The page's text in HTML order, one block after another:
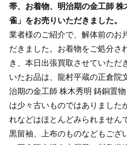
帯、お着物、明治期の金工師 株
雀」をお売りいただきました。
業者様のご紹介で、解体前のお
だきました。お着物をご処分さ
き、本日出張買取させていただ
いたお品は、龍村平蔵の正倉院
治期の金工師 株木秀明 鋳銅置
は少々古いものではありました
れなどはほとんどみられません
黒留袖、上布のものなどもござ